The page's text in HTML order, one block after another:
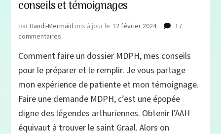
conseils et témoignages
parHandi-Mermaid mis à jour le 12 février 2024
17
commentaires
faire
une
MDPH,
conseils
et
témoignages
Comment faire un dossier MDPH, mes conseils
pour le préparer et le remplir. Je vous partage
mon expérience de patiente et mon témoignage.
Faire une demande MDPH, c’est une épopée
digne des légendes arthuriennes. Obtenir l’AAH
équivaut à trouver le saint Graal. Alors on